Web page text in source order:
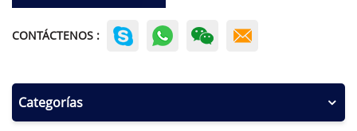
CONTÁCTENOS :
Categorías